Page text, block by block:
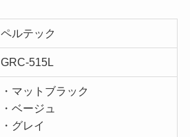
ペルテック
GRC-515L
・マットブラック
・ベージュ
・グレイ